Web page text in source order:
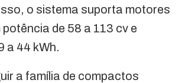
o sistema suporta motores
de 58 a 113 cv e
a 44 kWh.
a família de compactos